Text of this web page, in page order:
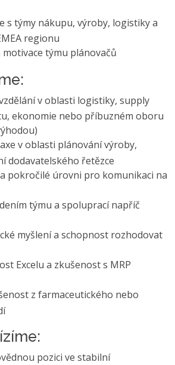
s týmy nákupu, výroby, logistiky a
regionu
motivace týmu plánovačů
v oblasti logistiky, supply
ekonomie nebo příbuzném oboru
v oblasti plánování výroby,
dodavatelského řetězce
pokročilé úrovni pro komunikaci na
týmu a spoluprací napříč
myšlení a schopnost rozhodovat
Excelu a zkušenost s MRP
z farmaceutického nebo
pozici ve stabilní